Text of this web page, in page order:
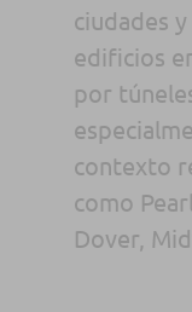
ciudades
edificios
por
contexto
como
Dover,